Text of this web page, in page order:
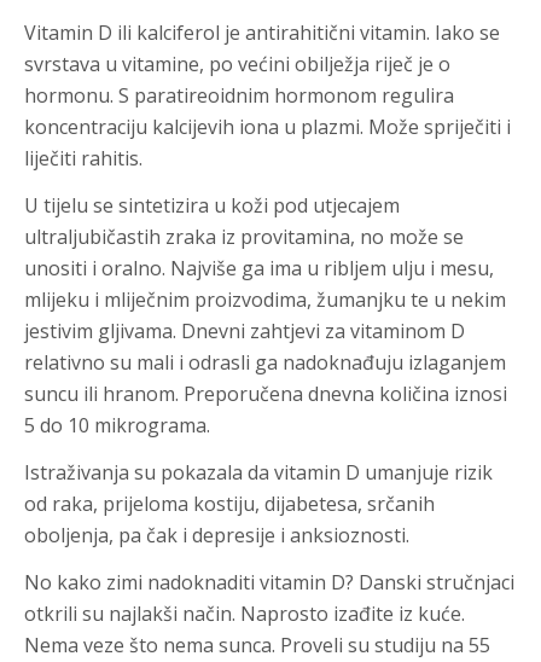
Vitamin D ili kalciferol je antirahitični vitamin. Iako se
svrstava u vitamine, po većini obilježja riječ je o
hormonu. S paratireoidnim hormonom regulira
koncentraciju kalcijevih iona u plazmi. Može spriječiti i
liječiti rahitis.
U tijelu se sintetizira u koži pod utjecajem
ultraljubičastih zraka iz provitamina, no može se
unositi i oralno. Najviše ga ima u ribljem ulju i mesu,
mlijeku i mliječnim proizvodima, žumanjku te u nekim
jestivim gljivama. Dnevni zahtjevi za vitaminom D
relativno su mali i odrasli ga nadoknađuju izlaganjem
suncu ili hranom. Preporučena dnevna količina iznosi
5 do 10 mikrograma.
Istraživanja su pokazala da vitamin D umanjuje rizik
od raka, prijeloma kostiju, dijabetesa, srčanih
oboljenja, pa čak i depresije i anksioznosti.
No kako zimi nadoknaditi vitamin D? Danski stručnjaci
otkrili su najlakši način. Naprosto izađite iz kuće.
Nema veze što nema sunca. Proveli su studiju na 55